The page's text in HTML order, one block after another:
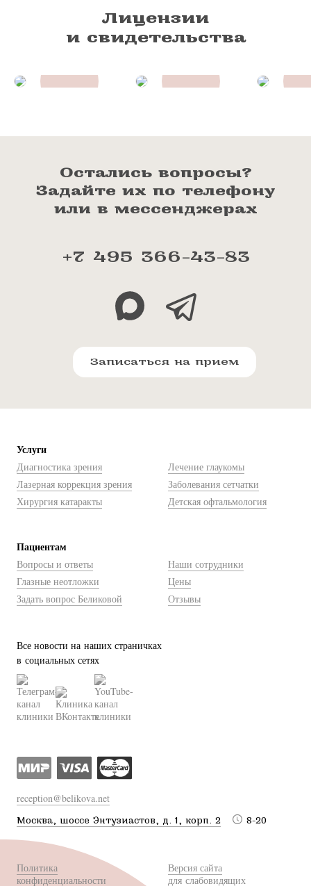
Лицензии
и свидетельства
Остались вопросы?
Задайте их по телефону
или в мессенджерах
+7 495 366-43-83
Записаться на прием
Услуги
Диагностика зрения
Лазерная коррекция зрения
Хирургия катаракты
Лечение глаукомы
Заболевания сетчатки
Детская офтальмология
Пациентам
Вопросы и ответы
Глазные неотложки
Задать вопрос Беликовой
Наши сотрудники
Цены
Отзывы
Все новости на наших страничках
в социальных сетях
reception@belikova.net
Москва, шоссе Энтузиастов, д. 1, корп. 2 8-20
Политика
конфиденциальности
Версия сайта
для слабовидящих